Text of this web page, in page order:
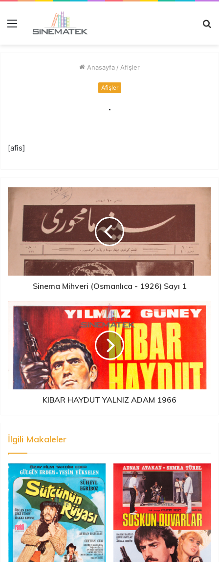
Anasayfa / Afişler
Afişler
.
[afis]
Sinema Mihveri (Osmanlıca - 1926) Sayı 1
KIBAR HAYDUT YALNIZ ADAM 1966
İlgili Makaleler